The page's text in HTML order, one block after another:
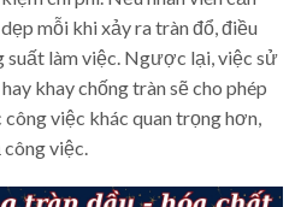
mỗi khi xảy ra tràn đổ, điều
suất làm việc. Ngược lại, việc sử
khay chống tràn sẽ cho phép
việc khác quan trọng hơn,
việc.